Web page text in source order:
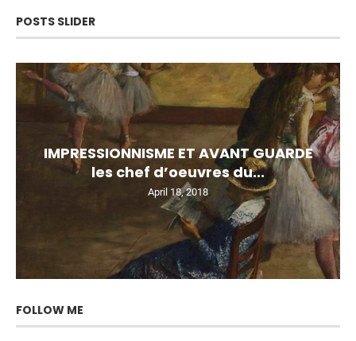
POSTS SLIDER
IMPRESSIONNISME ET AVANT GUARDE
les chef d’oeuvres du...
April 18, 2018
FOLLOW ME